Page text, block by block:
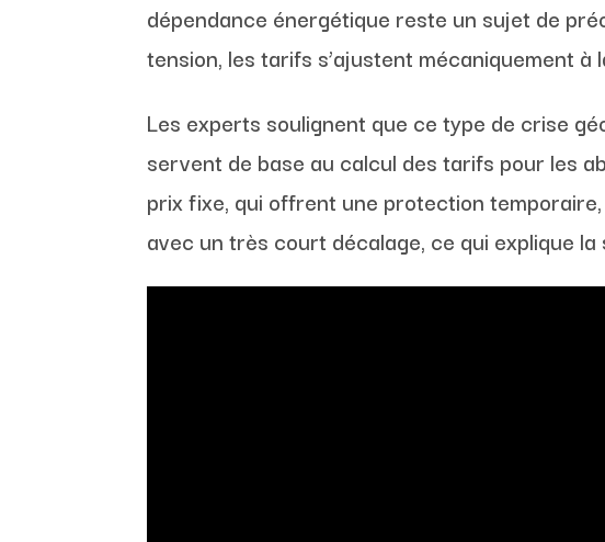
dépendance énergétique reste un sujet de
tension, les tarifs s’ajustent mécaniquement à
Les experts soulignent que ce type de crise
servent de base au calcul des tarifs pour les
prix fixe, qui offrent une protection
avec un très court décalage, ce qui explique